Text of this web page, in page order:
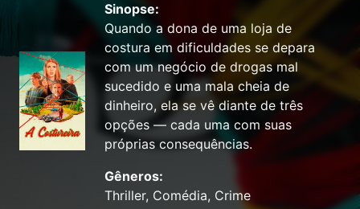
Sinopse:
Quando a dona de uma loja de
costura em dificuldades se depara
com um negócio de drogas mal
sucedido e uma mala cheia de
dinheiro, ela se vê diante de três
opções — cada uma com suas
próprias consequências.
Gêneros:
Thriller, Comédia, Crime